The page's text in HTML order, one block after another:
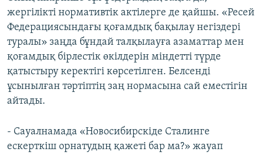
жергілікті нормативтік актілерге де қайшы. «Ресей
Федерациясындағы қоғамдық бақылау негіздері
туралы» заңда бұндай талқылауға азаматтар мен
қоғамдық бірлестік өкілдерін міндетті түрде
қатыстыру керектігі көрсетілген. Белсенді
ұсынылған тәртіптің заң нормасына сай еместігін
айтады.
- Сауалнамада «Новосибирскіде Сталинге
ескерткіш орнатудың қажеті бар ма?» жауап